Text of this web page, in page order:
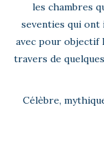
les chambres
seventies qui ont
avec pour objectif
travers de
Célèbre,